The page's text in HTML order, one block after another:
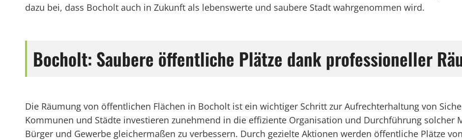
dazu bei, dass Bocholt auch in Zukunft als lebenswerte und saubere Stadt wahrgenommen wird.
Bocholt: Saubere öffentliche Plätze dank professioneller
Die Räumung von öffentlichen Flächen in Bocholt ist ein wichtiger Schritt zur Aufrechterhaltung von
Kommunen und Städte investieren zunehmend in die effiziente Organisation und Durchführung solcher
Bürger und Gewerbe gleichermaßen zu verbessern. Durch gezielte Aktionen werden öffentliche Plätze